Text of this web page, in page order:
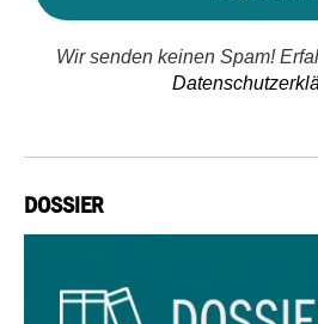
Wir senden keinen Spam!
DOSSIER